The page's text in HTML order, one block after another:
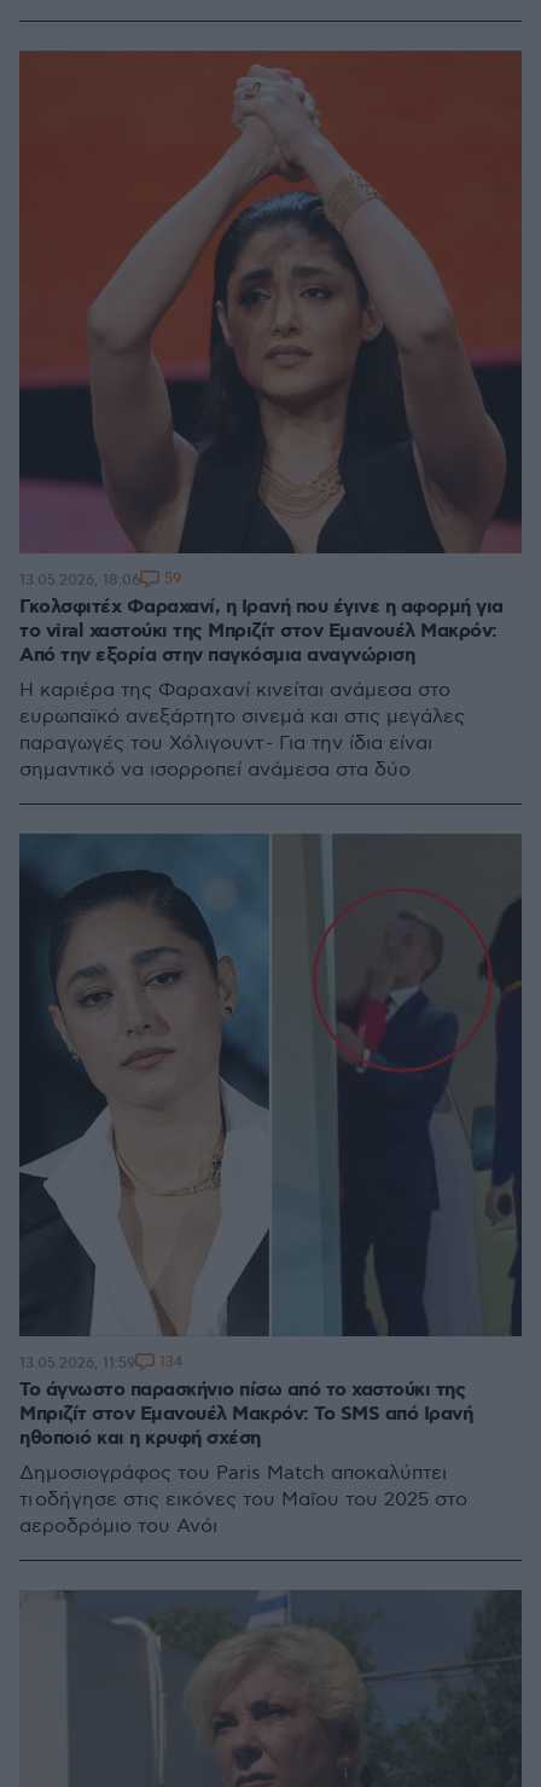
Γκολσφιτέχ Φαραχανί, η Ιρανή που έγινε η αφορμή για
το viral χαστούκι της Μπριζίτ στον Εμανουέλ Μακρόν:
Από την εξορία στην παγκόσμια αναγνώριση
Η καριέρα της Φαραχανί κινείται ανάμεσα στο
ευρωπαϊκό ανεξάρτητο σινεμά και στις μεγάλες
παραγωγές του Χόλιγουντ - Για την ίδια είναι
σημαντικό να ισορροπεί ανάμεσα στα δύο
13.05.2026, 18:06 59
Το άγνωστο παρασκήνιο πίσω από το χαστούκι της
Μπριζίτ στον Εμανουέλ Μακρόν: Το SMS από Ιρανή
ηθοποιό και η κρυφή σχέση
Δημοσιογράφος του Paris Match αποκαλύπτει
τι οδήγησε στις εικόνες του Μαΐου του 2025 στο
αεροδρόμιο του Ανόι
13.05.2026, 11:59 134